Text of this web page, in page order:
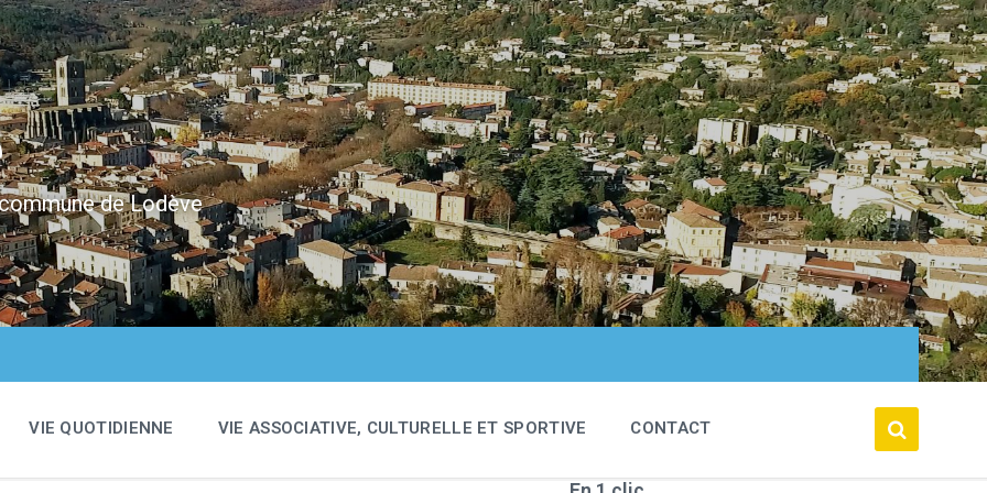
de Lodève
VIE QUOTIDIENNE VIE ASSOCIATIVE, CULTURELLE ET SPORTIVE CONTACT